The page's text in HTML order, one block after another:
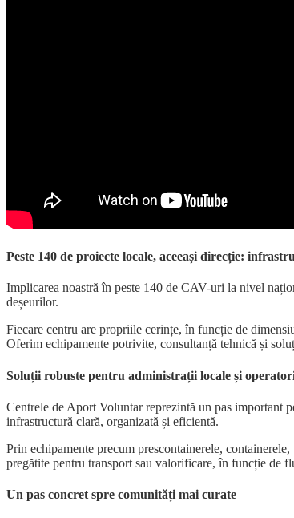
Peste 140 de proiecte locale, aceeași direcție:
Implicarea noastră în peste 140 de CAV-uri la nivel
deșeurilor.
Fiecare centru are propriile cerințe, în funcție de
Oferim echipamente potrivite, consultanță tehnică și
Soluții robuste pentru administrații locale și
Centrele de Aport Voluntar reprezintă un pas important
infrastructură clară, organizată și eficientă.
Prin echipamente precum prescontainerele,
pregătite pentru transport sau valorificare, în funcție de
Un pas concret spre comunități mai curate